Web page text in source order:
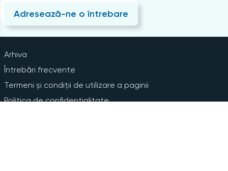
Adresează-ne o întrebare
Arhiva
Întrebări frecvente
Termeni și condiții de utilizare a paginii
Politica de confidențialitate